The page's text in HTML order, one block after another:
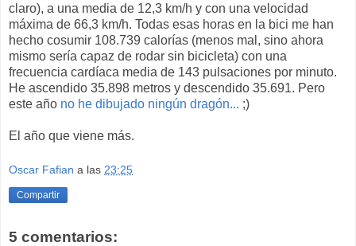
claro), a una media de 12,3 km/h y con una velocidad
máxima de 66,3 km/h. Todas esas horas en la bici me han
hecho cosumir 108.739 calorías (menos mal, sino ahora
mismo sería capaz de rodar sin bicicleta) con una
frecuencia cardíaca media de 143 pulsaciones por minuto.
He ascendido 35.898 metros y descendido 35.691. Pero
este año no he dibujado ningún dragón... ;)
El año que viene más.
Oscar Fafian a las 23:25
Compartir
5 comentarios: